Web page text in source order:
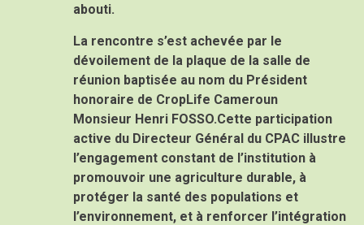
abouti.
La rencontre s’est achevée par le
dévoilement de la plaque de la salle de
réunion baptisée au nom du Président
honoraire de CropLife Cameroun
Monsieur Henri FOSSO.Cette participation
active du Directeur Général du CPAC illustre
l’engagement constant de l’institution à
promouvoir une agriculture durable, à
protéger la santé des populations et
l’environnement, et à renforcer l’intégration